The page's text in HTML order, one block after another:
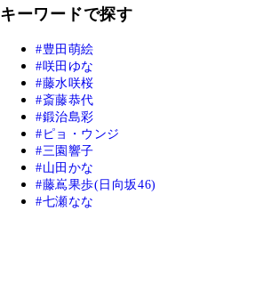
キーワードで探す
豊田萌絵
咲田ゆな
藤水咲桜
斎藤恭代
鍛治島彩
ピョ・ウンジ
三園響子
山田かな
藤嶌果歩(日向坂46)
七瀬なな